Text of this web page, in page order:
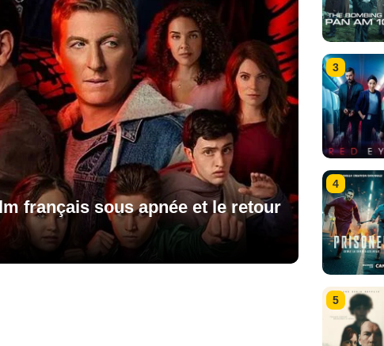
français sous apnée et le retour
3
4
5